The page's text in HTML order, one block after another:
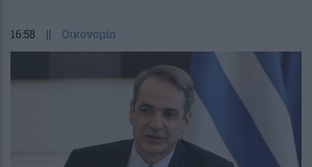
16:58 || Οικονομία